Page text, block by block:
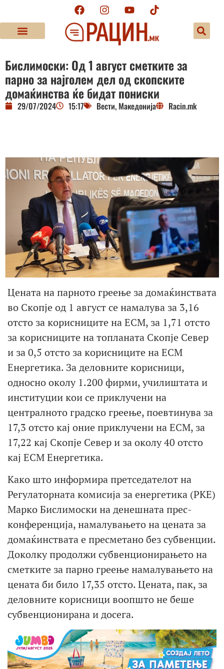
Бислимоски: Од 1 август сметките за
парно за најголем дел од скопските
домаќинства ќе бидат пониски
29/07/2024 15:17 Вести, Македонија Racin.mk
Цената на парното греење за домаќинствата
во Скопје од 1 август се намалува за 3,16
отсто за корисниците на ЕСМ, за 1,71 отсто
за корисниците на топланата Скопје Север
и за 0,5 отсто за корисниците на ЕСМ
Енергетика. За деловните корисници,
односно околу 1.200 фирми, училиштата и
институции кои се приклучени на
централното градско греење, поевтинува за
17,3 отсто кај оние приклучени на ЕСМ, за
17,22 кај Скопје Север и за околу 40 отсто
кај ЕСМ Енергетика.
Како што информира претседателот на
Регулаторната комисија за енергетика (РКЕ)
Марко Бислимоски на денешната прес-
конференција, намалувањето на цената за
домаќинствата е пресметано без субвенции.
Доколку продолжи субвенционирањето на
сметките за парно греење намалувањето на
цената би било 17,35 отсто. Цената, пак, за
деловните корисници воопшто не беше
субвенционирана и досега.